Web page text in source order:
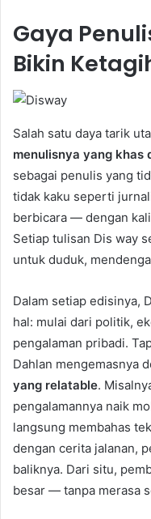
Gaya
Bikin
Salah satu daya tarik
menulisnya yang khas
sebagai penulis yang
tidak kaku seperti
berbicara — dengan
Setiap tulisan Dis way
untuk duduk,
Dalam setiap edisinya,
hal: mulai dari politik,
pengalaman pribadi.
Dahlan mengemasnya
yang relatable.
pengalamannya naik
langsung membahas
dengan cerita jalanan,
baliknya. Dari situ,
besar — tanpa merasa